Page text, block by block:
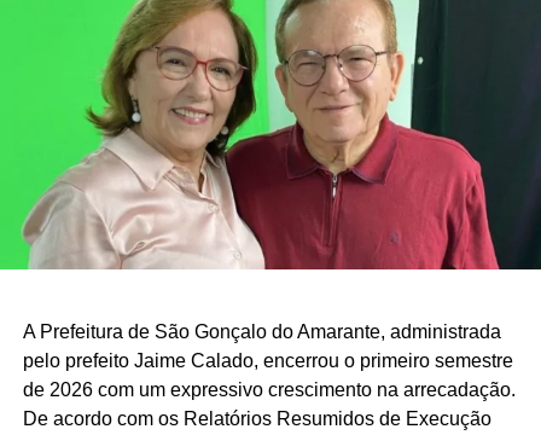
conversando com o povo para construir essa
caminhada rumo ao nosso 10º mandato”, afirmou
Nelter.
A Prefeitura de São Gonçalo do Amarante, administrada
pelo prefeito Jaime Calado, encerrou o primeiro semestre
de 2026 com um expressivo crescimento na arrecadação.
De acordo com os Relatórios Resumidos de Execução